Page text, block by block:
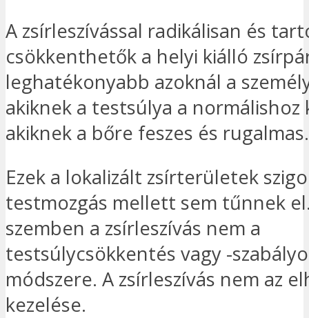
A zsírleszívással radikálisan és
csökkenthetők a helyi kiálló
leghatékonyabb azoknál a
akiknek a testsúlya a normálishoz
akiknek a bőre feszes és rugalmas.
Ezek a lokalizált zsírterületek
testmozgás mellett sem tűnnek
szemben a zsírleszívás nem a
testsúlycsökkentés vagy -
módszere. A zsírleszívás nem az
kezelése.